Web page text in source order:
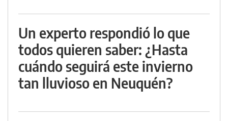
Un experto respondió lo que
todos quieren saber: ¿Hasta
cuándo seguirá este invierno
tan lluvioso en Neuquén?